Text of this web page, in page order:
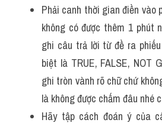
Phải canh thời gian điền vào
không có được thêm 1 phút
ghi câu trả lời từ đề ra
biệt là TRUE, FALSE, NOT
ghi tròn vành rõ chữ chứ
là không được chấm đâu nhé
Hãy tập cách đoán ý của